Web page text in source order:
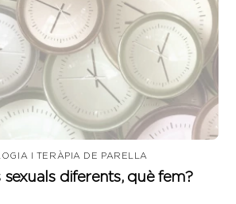
I TERÀPIA DE PARELLA
diferents, què fem?